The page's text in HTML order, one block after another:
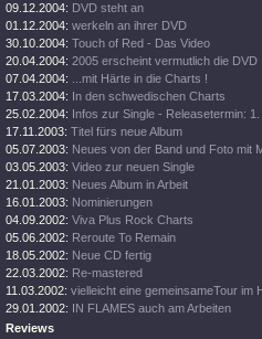
09.12.2004: DVD steht an
01.12.2004: werkeln an ihrer DVD
30.10.2004: Touch of Red - Das Video
20.04.2004: 2005 erscheint vermutlich die DVD
07.04.2004:
...mit Härte in die Charts !
17.03.2004: In den schwedischen Charts
25.02.2004: Infos zur Single - Releasetermin:
17.11.2003: Titel fürs neue Album
05.07.2003: Neues von der Band und Foto mit
03.05.2003: Video zur neuen Single
21.01.2003: Neues Album in Arbeit
16.01.2003: Nominierungen
04.09.2002: Viva Plus Rock Charts
05.06.2002: Reroute To Remain
18.05.2002: Neue CD fertig
22.03.2002: Re-mastered
11.03.2002: vielleicht eine gemeinsameTour im
29.01.2002: IN FLAMES auch am Arbeiten
Reviews